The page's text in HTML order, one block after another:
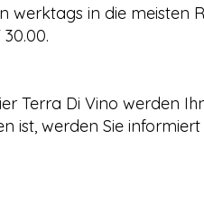
werktags in die meisten
Terra Di Vino werden
ist, werden Sie